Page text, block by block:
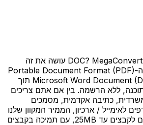
צריכים להמיר PDF ל-DOC? MegaConvert עושה את זה
בקלות. העלו את קובץ ה-Portable Document Format (PDF)
שלכם וקבלו קובץ Microsoft Word Document (DOC) תוך
ללא הרשמה. בין אם אתם צריכים
כתיבה אקדמית, מסמכים
לאימייל / ארכיון, הממיר המקוון שלנו
מטפל בכך מיידית. חינם לקבצים עד 25MB, עם תמיכה בקבצים